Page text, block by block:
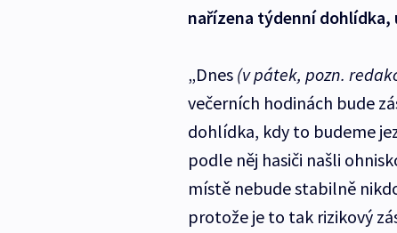
nařízena týdenní dohlídka,
„Dnes (v pátek, pozn.
večerních hodinách bude
dohlídka, kdy to budeme
podle něj hasiči našli
místě nebude stabilně
protože je to tak rizikový